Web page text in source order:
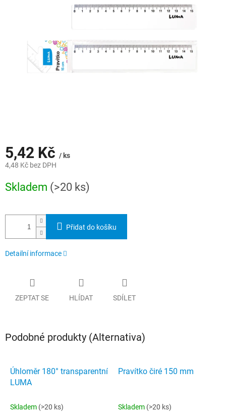
5,42 Kč / ks
4,48 Kč bez DPH
cena:
Skladem (>20 ks)
Přidat do košíku
Detailní informace
ZEPTAT SE HLÍDAT SDÍLET
Podobné produkty (Alternativa)
Úhloměr 180° transparentní
LUMA
Skladem (>20 ks)
Pravítko čiré 150 mm
Skladem (>20 ks)